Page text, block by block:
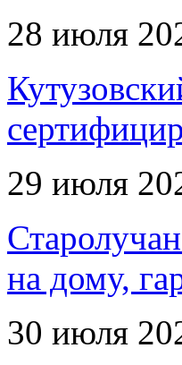
28 июля
29 июля
на дому,
30 июля